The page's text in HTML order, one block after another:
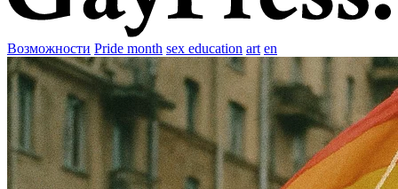
Возможности Pride month sex education art en